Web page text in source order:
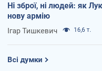
Ні зброї, ні людей: як
нову армію
Ігар Тишкевич 16,6 т.
Всі думки